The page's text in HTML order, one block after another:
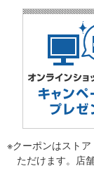
※クーポンはスト
ただけます。店